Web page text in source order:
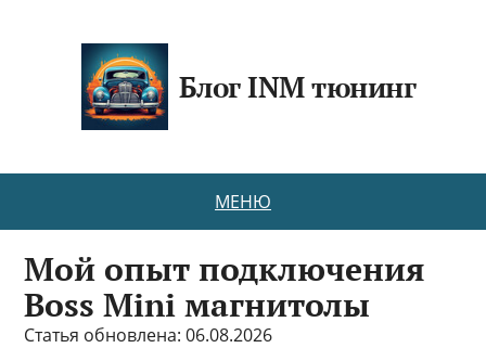
Блог INM тюнинг
МЕНЮ
Мой опыт подключения
Boss Mini магнитолы
Статья обновлена: 06.08.2026